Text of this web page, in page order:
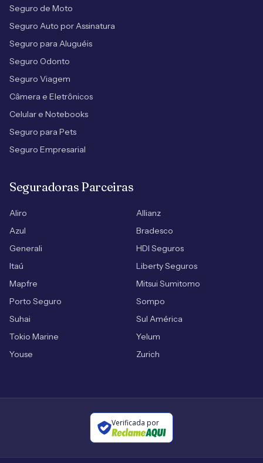
Seguro de Moto
Seguro Auto por Assinatura
Seguro para Aluguéis
Seguro Odonto
Seguro Viagem
Câmera e Eletrônicos
Celular e Notebooks
Seguro para Pets
Seguro Empresarial
Seguradoras Parceiras
Aliro
Allianz
Azul
Bradesco
Generali
HDI Seguros
Itaú
Liberty Seguros
Mapfre
Mitsui Sumitomo
Porto Seguro
Sompo
Suhai
Sul América
Tokio Marine
Yelum
Youse
Zurich
Verificada por